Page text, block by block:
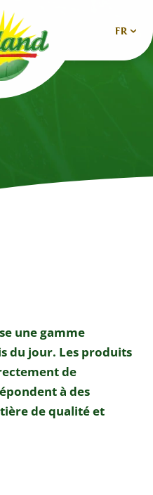
FR
Nederlands
une gamme
du jour. Les produits
de
à des
de qualité et